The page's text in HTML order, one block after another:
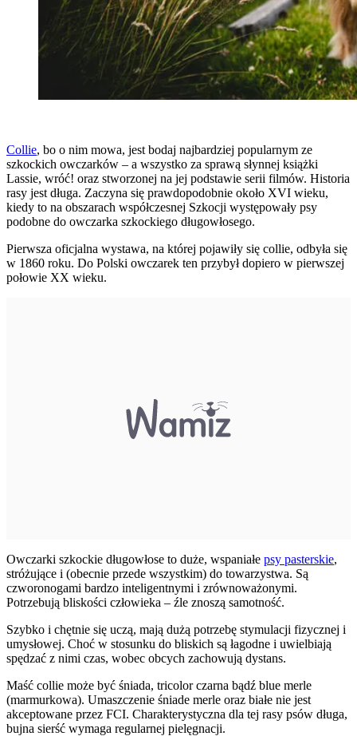
Collie, bo o nim mowa, jest bodaj najbardziej popularnym ze
szkockich owczarków – a wszystko za sprawą słynnej książki
Lassie, wróć! oraz stworzonej na jej podstawie serii filmów. Historia
rasy jest długa. Zaczyna się prawdopodobnie około XVI wieku,
kiedy to na obszarach współczesnej Szkocji występowały psy
podobne do owczarka szkockiego długowłosego.
Pierwsza oficjalna wystawa, na której pojawiły się collie, odbyła się
w 1860 roku. Do Polski owczarek ten przybył dopiero w pierwszej
połowie XX wieku.
Owczarki szkockie długowłose to duże, wspaniałe psy pasterskie,
stróżujące i (obecnie przede wszystkim) do towarzystwa. Są
czworonogami bardzo inteligentnymi i zrównoważonymi.
Potrzebują bliskości człowieka – źle znoszą samotność.
Szybko i chętnie się uczą, mają dużą potrzebę stymulacji fizycznej i
umysłowej. Choć w stosunku do bliskich są łagodne i uwielbiają
spędzać z nimi czas, wobec obcych zachowują dystans.
Maść collie może być śniada, tricolor czarna bądź blue merle
(marmurkowa). Umaszczenie śniade merle oraz białe nie jest
akceptowane przez FCI. Charakterystyczna dla tej rasy psów długa,
bujna sierść wymaga regularnej pielęgnacji.